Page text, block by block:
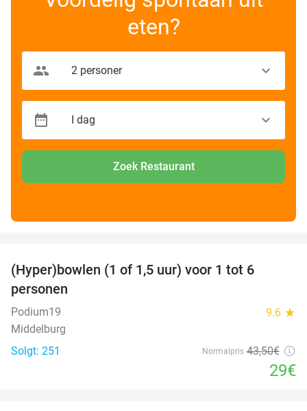
eten?
Zoek Restaurant
(Hyper)bowlen (1 of 1,5 uur) voor 1 tot 6
personen
Podium19 9.6 star
Middelburg
Solgt: 251
Normalpris 43,50€
29€